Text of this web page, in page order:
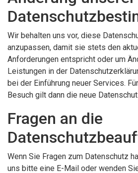
Wir behalten uns vor, diese
anzupassen, damit sie stets den
Anforderungen entspricht oder um
Leistungen in der
bei der Einführung neuer Services.
Besuch gilt dann die neue
Fragen an die
Wenn Sie Fragen zum Datenschutz
uns bitte eine E-Mail oder wenden